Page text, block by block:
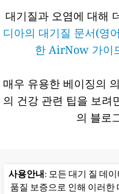
대기질과 오염에 대해
디아의 대기질 문서(영
한 AirNow 가이
매우 유용한 베이징의
의 건강 관련 팁을 보려
의 블로
사용안내 : 모든 대기 질 데
품질 보증으로 인해 이러한